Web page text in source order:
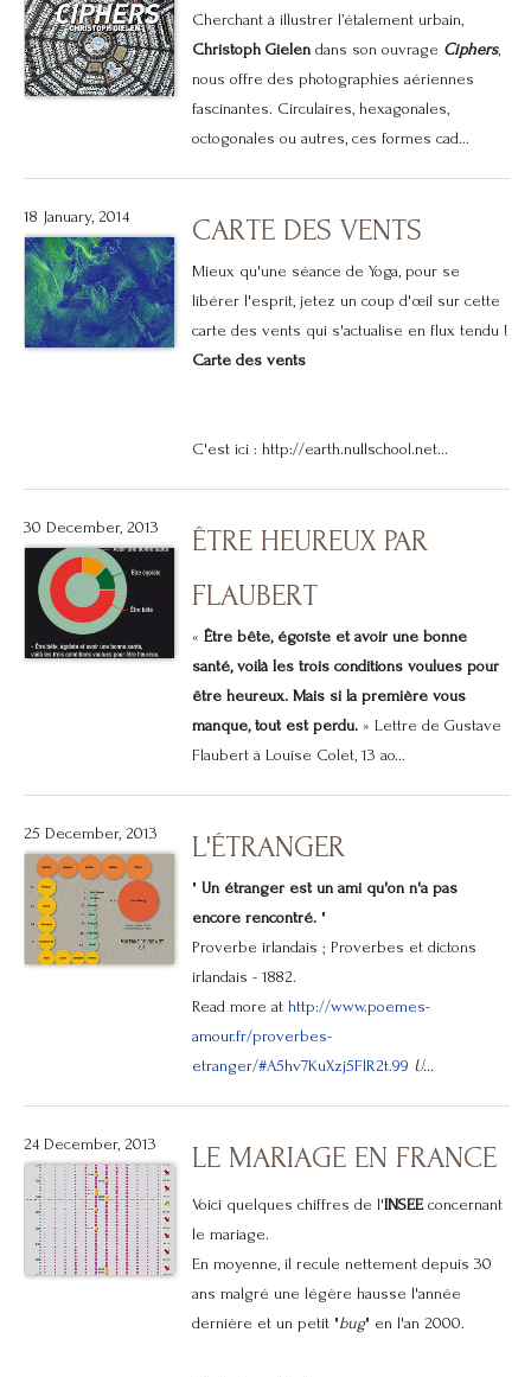
Cherchant à illustrer l’étalement urbain,
Christoph Gielendans son ouvrage Ciphers,
nous offre des photographies aériennes
fascinantes. Circulaires, hexagonales,
octogonales ou autres, ces formes cad...
18 January, 2014 CARTE DES VENTS
Mieux qu'une séance de Yoga, pour se
libérer l'esprit, jetez un coup d'œil sur cette
carte des vents qui s'actualise en flux tendu !
Carte des vents
C'est ici : http://earth.nullschool.net...
30 December, 2013
ÊTRE HEUREUX PAR
FLAUBERT
« Être bête, égoïste et avoir une bonne
santé, voilà les trois conditions voulues pour
être heureux. Mais si la première vous
manque, tout est perdu.» Lettre de Gustave
Flaubert à Louise Colet, 13 ao...
25 December, 2013 L'ÉTRANGER
" Un étranger est un ami qu'on n'a pas
encore rencontré."
Proverbe irlandais ; Proverbes et dictons
irlandais - 1882.
Read more at http://www.poemes-
amour.fr/proverbes-
etranger/#A5hv7KuXzj5FlR2t.99 U...
24 December, 2013 LE MARIAGE EN FRANCE
Voici quelques chiffres de l'INSEEconcernant
le mariage.
En moyenne, il recule nettement depuis 30
ans malgré une légère hausse l'année
dernière et un petit "bug" en l'an 2000.